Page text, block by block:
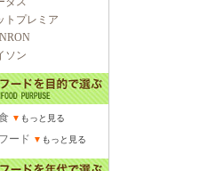
トプレミア
ソン
▼ もっと見る
ード ▼ もっと見る